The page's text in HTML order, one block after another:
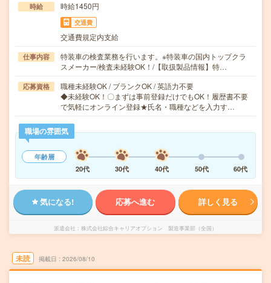
時給 時給1450円
交通費
交通費規定内支給
仕事内容
特装車の検査業務を行います。※特装車の国内トップクラ
スメーカー/検査未経験OK！/【取扱製品情報】特…
応募資格
職種未経験OK / ブランクOK / 英語力不要
◆未経験OK！〇まずは事前登録だけでもOK！履歴書不要
で気軽にオンライン登録★氏名・職種などを入力す…
職場の雰囲気
年齢層
20代
30代 40代 50代 60代
気になる! 応募へ進む 詳しく見る
派遣会社 株式会社綜合キャリアオプション 製造事業部（全国）
未読 掲載日 2026/08/10